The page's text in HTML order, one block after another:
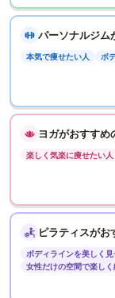
パーソナルジム
本気で痩せたい人 ボ
ヨガがおすすめ
楽しく気楽に痩せたい人
ピラティスがお
ボディラインを美しく見
女性だけの空間で楽しく